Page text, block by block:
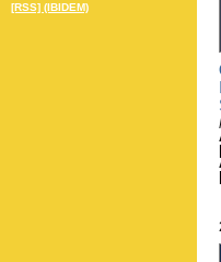
[RSS] (IBIDEM)